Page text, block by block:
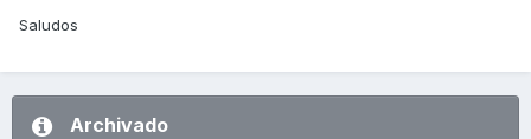
Saludos
Archivado